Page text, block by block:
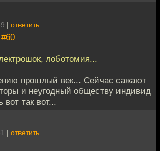
| ответить
#60
лоботомия...
прошлый век... Сейчас сажают
и неугодный обществу индивид
вот так вот...
| ответить